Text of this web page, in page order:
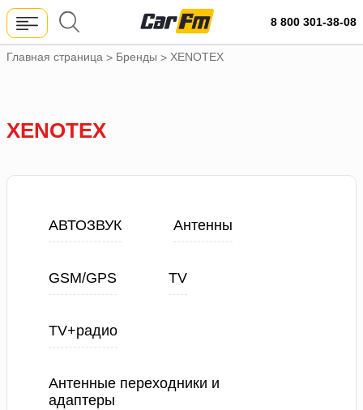
8 800 301-38-08
Главная страница > Бренды > XENOTEX
XENOTEX
АВТОЗВУК Антенны
GSM/GPS TV
TV+радио
Антенные переходники и
адаптеры